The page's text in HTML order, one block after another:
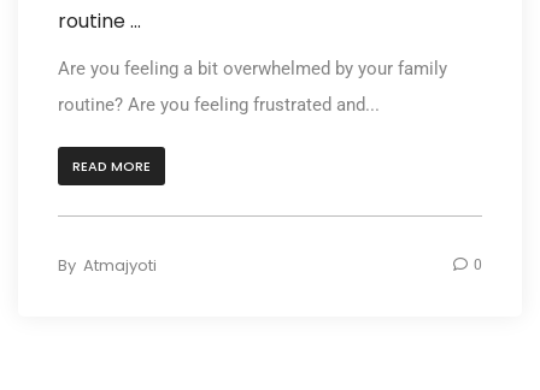
routine …
Are you feeling a bit overwhelmed by your family
routine? Are you feeling frustrated and...
READ MORE
By Atmajyoti 0